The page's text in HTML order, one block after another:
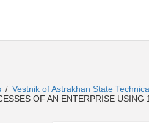
/ Vestnik of Astrakhan State
OF AN ENTERPRISE USING